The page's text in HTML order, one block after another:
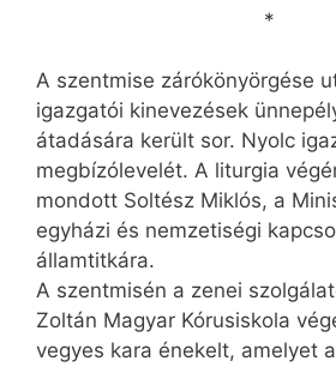
*
A szentmise záró­kö­nyör­gése
igazgatói kinevezések
átadására került sor. Nyolc
megbízólevelét. A liturgia
mondott Soltész Miklós, a
egyházi és nemzetiségi
államtitkára.
A szentmisén a zenei
Zoltán Magyar Kórusiskola
vegyes kara énekelt, amelyet